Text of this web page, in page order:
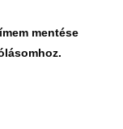
mentése